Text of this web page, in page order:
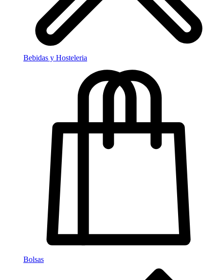
Bebidas y Hosteleria
Bolsas